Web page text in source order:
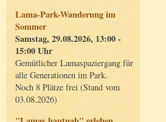
Lama-Park-Wanderung im
Sommer
Samstag, 29.08.2026, 13:00 -
15:00 Uhr
Gemütlicher Lamaspaziergang für
alle Generationen im Park.
Noch 8 Plätze frei (Stand vom
03.08.2026)